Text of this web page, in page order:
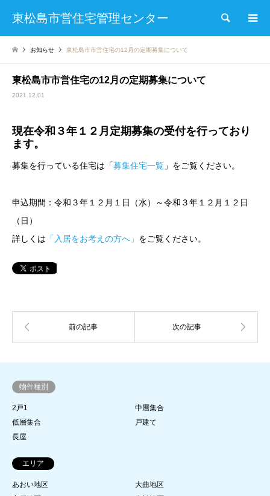
東松島市営住宅管理センター 検索
お知らせ 東松島市市営住宅の12月の定期募集について
東松島市市営住宅の12月の定期募集について
2021.12.01
現在令和３年１２月定期募集の受付を行っており
ます。
募集を行っている住宅は「募集住宅一覧 」をご覧ください。
申込期間：令和３年１２月１日（水）～令和３年１２月１２日
（日）
詳しくは 「入居をお考えの方へ」 をご覧ください。
物件種別
2戸1
中層集合
低層集合
戸建て
長屋
エリア
あおい地区
大曲地区